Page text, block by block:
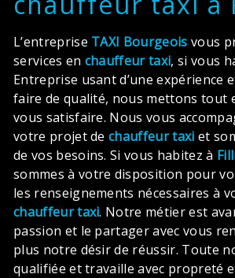
L’entreprise TAXI Bourgeois vous
services en chauffeur taxi, si vous
Entreprise usant d’une expérience
faire de qualité, nous mettons tout
vous satisfaire. Nous vous
votre projet dechauffeur taxi et
de vos besoins. Si vous habitez à
sommes à votre disposition pour
les renseignements nécessaires à
chauffeur taxi. Notre métier est
passion et le partager avec vous
plus notre désir de réussir. Toute
qualifiée et travaille avec propreté